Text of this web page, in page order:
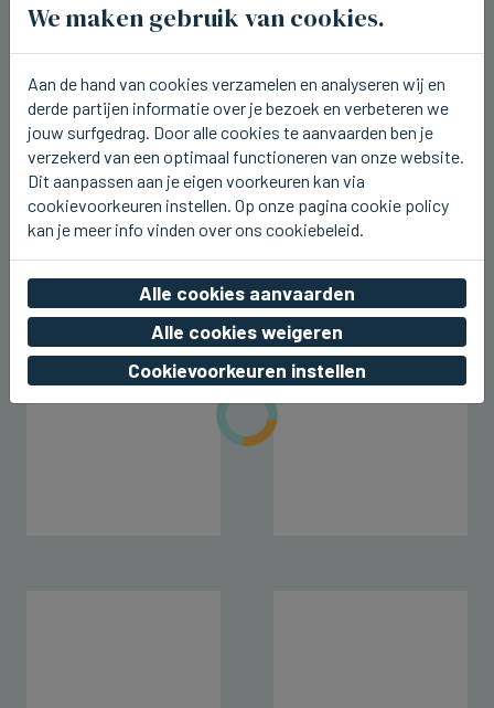
LOVENDEGEM
Nog tot en met maandag kermis in
Lovendegem
vr 07 augustus 2026, 20:56
We maken gebruik van cookies.
Aan de hand van cookies verzamelen en analyseren wij en
derde partijen informatie over je bezoek en verbeteren we
jouw surfgedrag. Door alle cookies te aanvaarden ben je
verzekerd van een optimaal functioneren van onze website.
Dit aanpassen aan je eigen voorkeuren kan via
cookievoorkeuren instellen. Op onze pagina cookie policy
kan je meer info vinden over ons cookiebeleid.
Alle cookies aanvaarden
Alle cookies weigeren
Cookievoorkeuren instellen